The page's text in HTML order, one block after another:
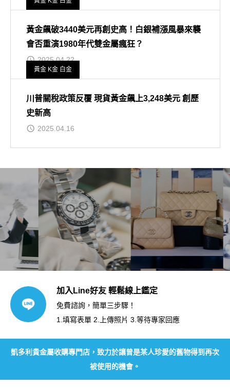
黃金飆破3440美元再創史高！白銀補漲風暴來襲
會否重演1980年代雙金屬瘋狂？
2025.04.22
黃金 K金 白金
川普關稅政策反覆 現貨黃金飆上3,248美元 創歷
史新高
2025.04.16
加入Line好友 輕鬆線上鑑定
免費諮詢，簡單三步驟！
1.填寫表單 2.上傳照片 3.等待專家回應
凱多利貴金屬收購專門店，致力於讓曾是某人珍愛的舊物得到再次
被使用的機會。